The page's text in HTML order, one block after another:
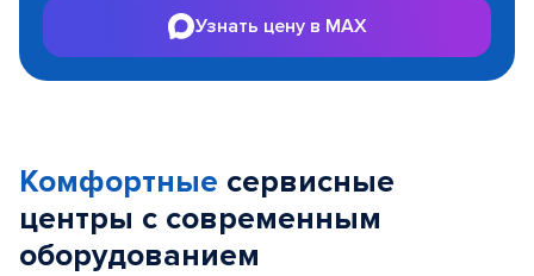
Узнать цену в MAX
Комфортные сервисные
центры с современным
оборудованием